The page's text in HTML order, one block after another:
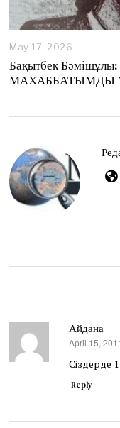
May 17, 2026
y
1
6
Бақытбек
МАХАББАТЫМДЫ
Айдана
says:
April 15,
Сіздерде
Reply